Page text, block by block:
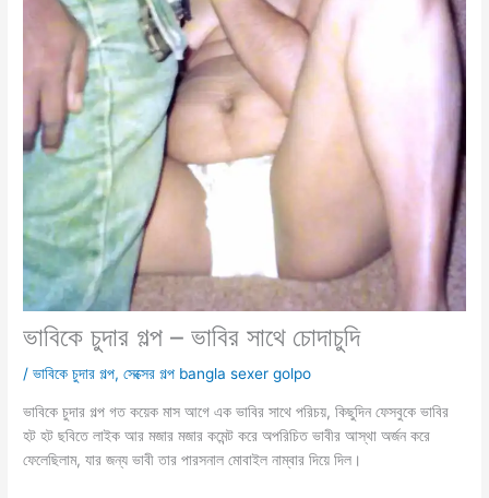
ভাবিকে চুদার গল্প – ভাবির সাথে চোদাচুদি
/ভাবিকে চুদার গল্প,সেক্সের গল্প bangla sexer golpo
ভাবিকে চুদার গল্প গত কয়েক মাস আগে এক ভাবির সাথে পরিচয়, কিছুদিন ফেসবুকে ভাবির
হট হট ছবিতে লাইক আর মজার মজার কমেন্ট করে অপরিচিত ভাবীর আস্থা অর্জন করে
ফেলেছিলাম, যার জন্য ভাবী তার পারসনাল মোবাইল নাম্বার দিয়ে দিল।